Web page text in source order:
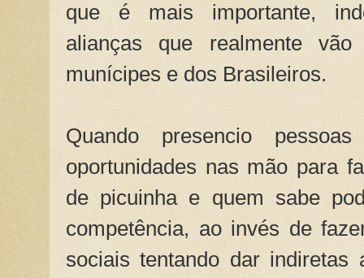
que é mais importante,
alianças que realmente
munícipes e dos Brasileiros.
Quando presencio
oportunidades nas mão para
de picuinha e quem sabe
competência, ao invés de
sociais tentando dar indiretas